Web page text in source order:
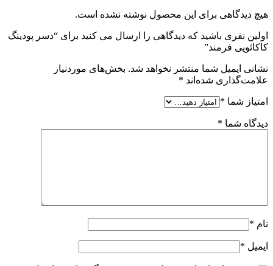
هیچ دیدگاهی برای این محصول نوشته نشده است.
اولین نفری باشید که دیدگاهی را ارسال می کنید برای “دسر پودینگ
کاکائویی فرمند”
نشانی ایمیل شما منتشر نخواهد شد. بخش‌های موردنیاز
علامت‌گذاری شده‌اند *
امتیاز شما *
دیدگاه شما *
نام *
ایمیل *